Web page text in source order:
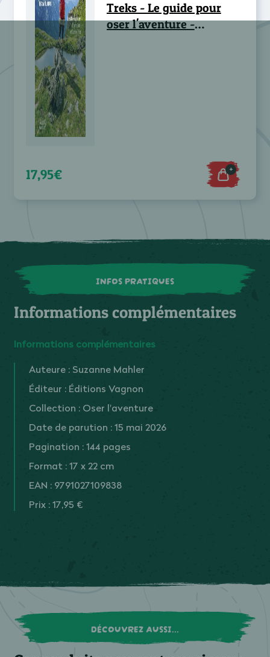
Treks - Le guide pour
oser l'aventure -
17,95€ +
INFOS PRATIQUES
Informations complémentaires
Informations complémentaires
Auteure : Suzanne Mahler
Éditeur : Éditions Vagnon
Collection : Oser l'aventure
Date de parution : 15 mai 2026
Pagination : 144 pages
Format : 17 x 22 cm
EAN : 9791027109838
Prix : 17,95 €
DÉCOUVREZ AUSSI...